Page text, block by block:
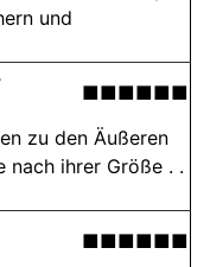
und
■■■■■■
zu den Äußeren
nach ihrer Größe . .
■■■■■■